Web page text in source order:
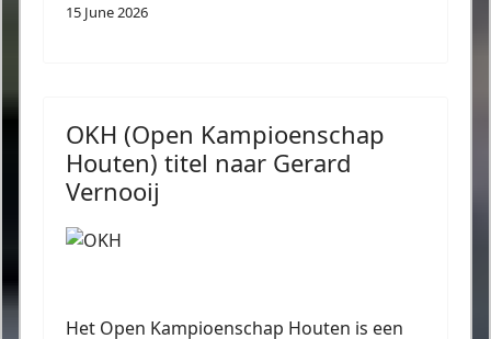
15 June 2026
OKH (Open Kampioenschap
Houten) titel naar Gerard
Vernooij
Het Open Kampioenschap Houten is een